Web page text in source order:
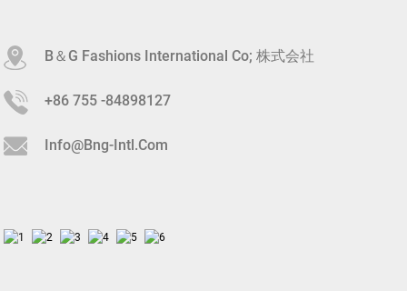
B＆G Fashions International Co; 株式会社
+86 755 -84898127
Info@bng-Intl.com